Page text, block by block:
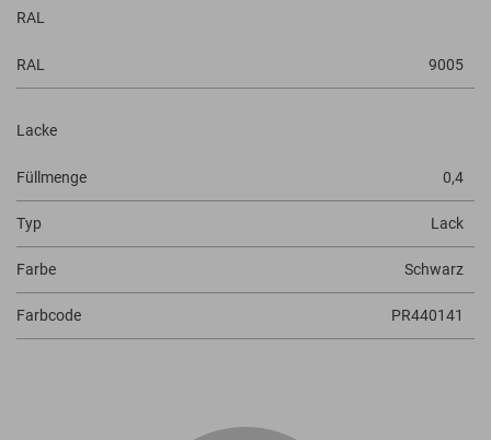
RAL
RAL 9005
Lacke
Füllmenge 0,4
Typ Lack
Farbe Schwarz
Farbcode PR440141